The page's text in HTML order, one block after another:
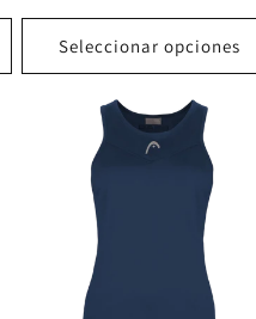
Seleccionar opciones